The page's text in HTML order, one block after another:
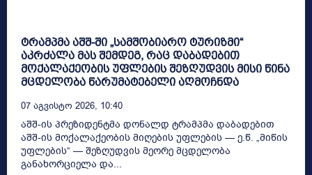
ტრამპმა აშშ-ში „სამშობიარო ტურიზმი“
აკრძალა მას შემდეგ, რაც დაბადებით
მოქალაქეობის უფლების შეზღუდვის მისი წინა
მცდელობა წარუმატებელი აღმოჩნდა
07 Აგვისტო 2026, 10:40
აშშ-ის პრეზიდენტმა დონალდ ტრამპმა დაბადებით
აშშ-ის მოქალაქეობის მიღების უფლების — ე.წ. „მიწის
უფლების“ — შეზღუდვის მეორე მცდელობა
განახორციელა და...